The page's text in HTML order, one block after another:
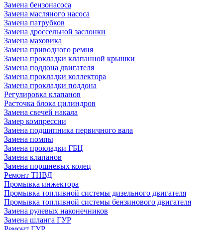
Замена бензонасоса
Замена масляного насоса
Замена патрубков
Замена дроссельной заслонки
Замена маховика
Замена приводного ремня
Замена прокладки клапанной крышки
Замена поддона двигателя
Замена прокладки коллектора
Замена прокладки поддона
Регулировка клапанов
Расточка блока цилиндров
Замена свечей накала
Замер компрессии
Замена подшипника первичного вала
Замена помпы
Замена прокладки ГБЦ
Замена клапанов
Замена поршневых колец
Ремонт ТНВД
Промывка инжектора
Промывка топливной системы дизельного двигателя
Промывка топливной системы бензинового двигателя
Замена рулевых наконечников
Замена шланга ГУР